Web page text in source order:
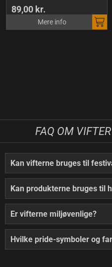
89,00 kr.
Mere info
FAQ OM
Kan vifterne bruges til
Kan produkterne bruges til
Er vifterne miljøvenlige?
Hvilke pride-symboler og